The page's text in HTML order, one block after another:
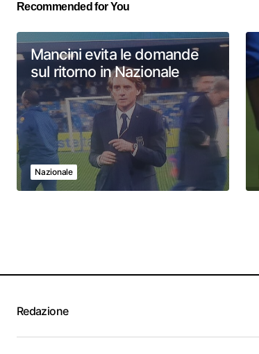
Recommended for You
Mancini evita le domande
sul ritorno in Nazionale
Nazionale
Redazione